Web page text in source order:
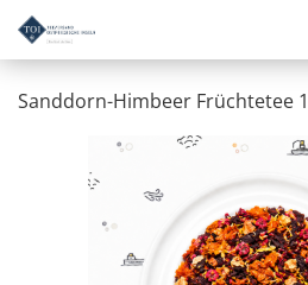
Sanddorn-Himbeer Früchtetee